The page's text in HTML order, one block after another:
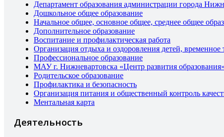
Департамент образования администрации города
Дошкольное общее образование
Начальное общее, основное общее, среднее общее
Дополнительное образование
Воспитание и профилактическая работа
Организация отдыха и оздоровления детей,
Профессиональное образование
МАУ г. Нижневартовска «Центр развития образования»
Родительское образование
Профилактика и безопасность
Организация питания и общественный контроль
Ментальная карта
Деятельность